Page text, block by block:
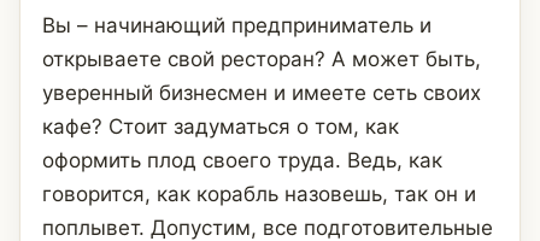
Вы – начинающий предприниматель и
открываете свой ресторан? А может быть,
уверенный бизнесмен и имеете сеть своих
кафе? Стоит задуматься о том, как
оформить плод своего труда. Ведь, как
говорится, как корабль назовешь, так он и
поплывет. Допустим, все подготовительные